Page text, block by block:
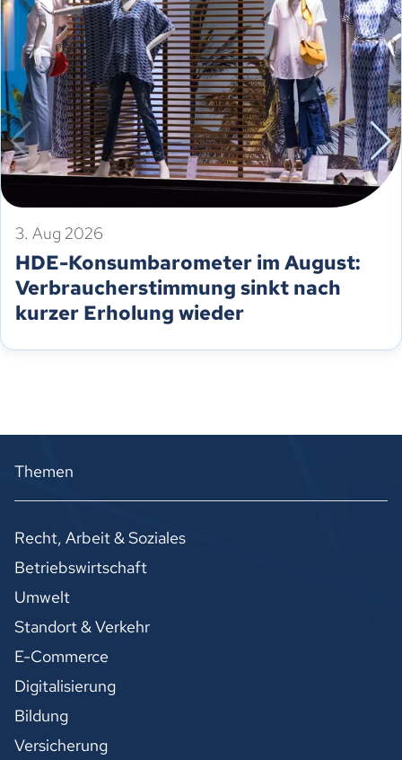
3. Aug 2026
HDE-Konsumbarometer im August:
Verbraucherstimmung sinkt nach
kurzer Erholung wieder
Themen
Recht, Arbeit & Soziales
Betriebswirtschaft
Umwelt
Standort & Verkehr
E-Commerce
Digitalisierung
Bildung
Versicherung